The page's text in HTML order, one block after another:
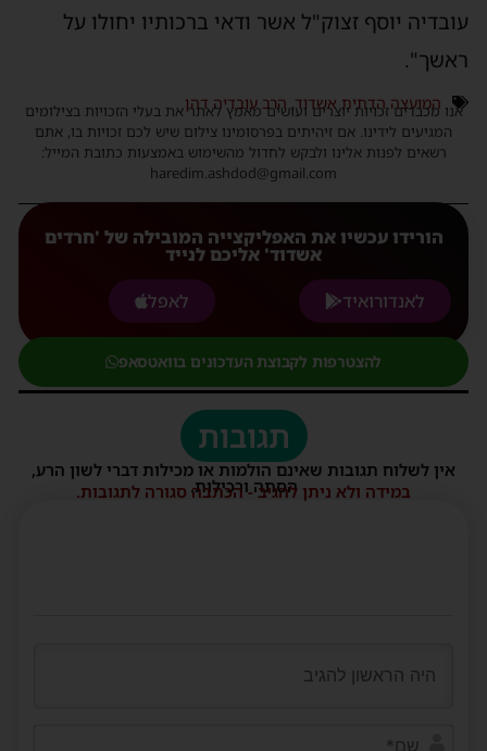
עובדיה יוסף זצוק"ל אשר ודאי ברכותיו יחולו על
ראשך".
המועצה הדתית אשדוד, הרב עובדיה דהן
אנו מכבדים זכויות יוצרים ועושים מאמץ לאתר את בעלי הזכויות בצילומים
המגיעים לידינו. אם זיהיתים בפרסומינו צילום שיש לכם זכויות בו, אתם
רשאים לפנות אלינו ולבקש לחדול מהשימוש באמצעות כתובת המייל:
haredim.ashdod@gmail.com
הורידו עכשיו את האפליקצייה המובילה של 'חרדים
אשדוד' אליכם לנייד
לאנדורואיד
לאפל
להצטרפות לקבוצת העדכונים בוואטסאפ
תגובות
אין לשלוח תגובות שאינם הולמות או מכילות דברי לשון הרע,
הסתה ורכילות.
במידה ולא ניתן להגיב - הכתבה סגורה לתגובות.